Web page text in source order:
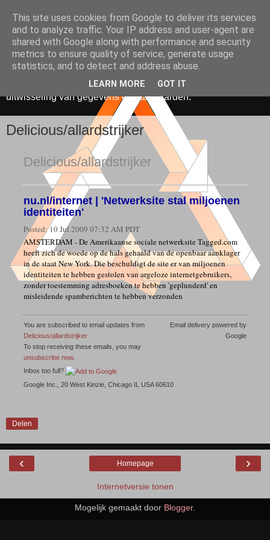
Media, Onderwijs &
Innovatie
De toepassing van ICT in onderwijs. Gericht op hergebruik,
uitwisseling van gegevens en standaarden.
Delicious/allardstrijker
Delicious/allardstrijker
nu.nl/internet | 'Netwerksite stal miljoenen
identiteiten'
Posted:10 Jul 2009 07:32 AM PDT
AMSTERDAM - De Amerikaanse sociale netwerksite Tagged.com
heeft zich de woede op de hals gehaald van de openbaar aanklager
in de staat New York. Die beschuldigt de site er van miljoenen
identiteiten te hebben gestolen van argeloze internetgebruikers,
zonder toestemming adresboeken te hebben 'geplunderd' en
misleidende spamberichten te hebben verzonden
You are subscribed to email updates from
Delicious/allardstrijker
To stop receiving these emails, you may
unsubscribe now.
Email delivery powered by
Google
Inbox too full?
Google Inc., 20 West Kinzie, Chicago IL USA 60610
Delen
‹ ›
Homepage
Internetversie tonen
Mogelijk gemaakt door Blogger.
This site uses cookies from Google to deliver its services
and to analyze traffic. Your IP address and user-agent are
shared with Google along with performance and security
metrics to ensure quality of service, generate usage
statistics, and to detect and address abuse.
LEARN MORE GOT IT